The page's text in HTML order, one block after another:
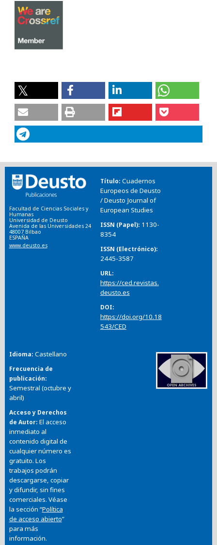
Facultad de Ciencias Sociales y
Humanas
Universidad de Deusto
Avenida de las Universidades 24
48007 Bilbao
ESPAÑA
www.deusto.es
Título Cuadernos
Europeos de Deusto
/ Deusto Journal of
European Studies
ISSN (Papel) 1130-
8354
ISSN (Electrónico)
2445-3587
URL
https://ced.revistas.
deusto.es
DOI
https://doi.org/10.18
543/CED
Idioma Castellano
Frecuencia de
publicación
Semestral (octubre y
abril)
Acceso y Derechos
de Autor El acceso
inmediato al
contenido digital de
cualquier número es
gratuito. Los
trabajos podrán
descargarse, copiar
y difundir, sin fines
comerciales. Véase
la sección “Política
de acceso abierto”
para más
información.